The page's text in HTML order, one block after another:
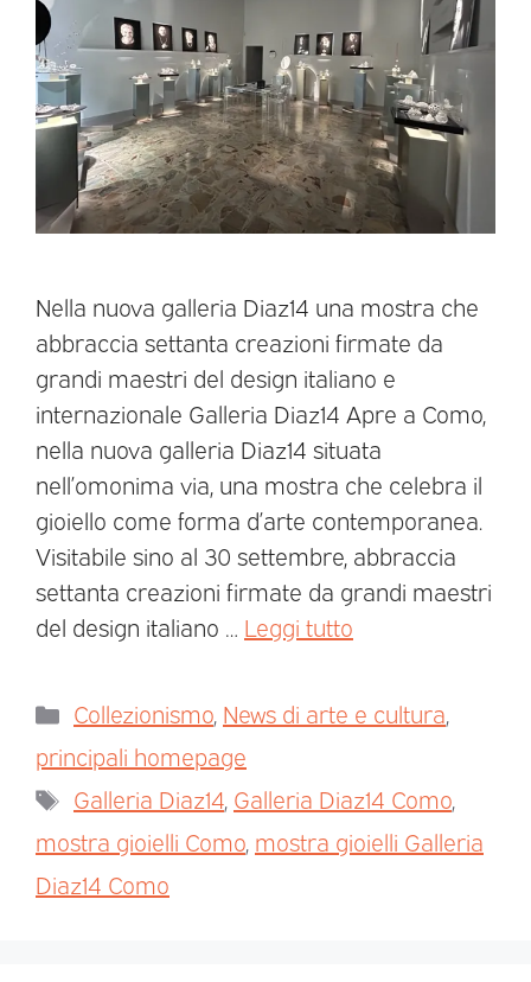
Nella nuova galleria Diaz14 una mostra che
abbraccia settanta creazioni firmate da
grandi maestri del design italiano e
internazionale Galleria Diaz14 Apre a Como,
nella nuova galleria Diaz14 situata
nell’omonima via, una mostra che celebra il
gioiello come forma d’arte contemporanea.
Visitabile sino al 30 settembre, abbraccia
settanta creazioni firmate da grandi maestri
del design italiano … Leggi tutto
Collezionismo, News di arte e cultura,
principali homepage
Galleria Diaz14, Galleria Diaz14 Como,
mostra gioielli Como, mostra gioielli Galleria
Diaz14 Como